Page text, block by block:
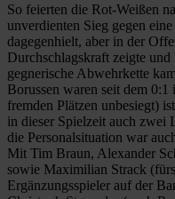
So feierten die Rot-Weißen
unverdienten Sieg gegen
dagegenhielt, aber in der
Durchschlagskraft zeigte
gegnerische Abwehrkette
Borussen waren seit dem
fremden Plätzen unbesiegt)
in dieser Spielzeit auch zwei
die Personalsituation war
Mit Tim Braun, Alexander
sowie Maximilian Strack
Ergänzungsspieler auf der